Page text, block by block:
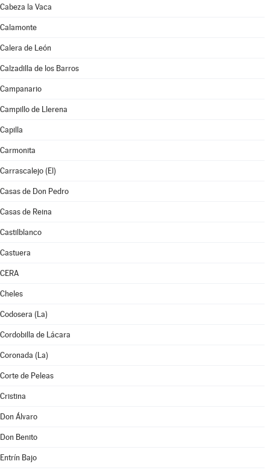
Cabeza la Vaca
Calamonte
Calera de León
Calzadilla de los Barros
Campanario
Campillo de Llerena
Capilla
Carmonita
Carrascalejo (El)
Casas de Don Pedro
Casas de Reina
Castilblanco
Castuera
CERA
Cheles
Codosera (La)
Cordobilla de Lácara
Coronada (La)
Corte de Peleas
Cristina
Don Álvaro
Don Benito
Entrín Bajo